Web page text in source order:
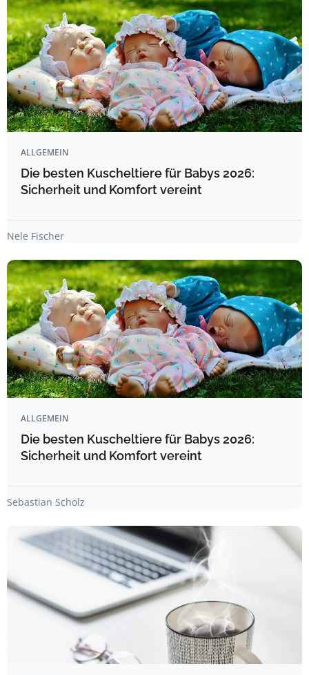
ALLGEMEIN
Die besten Kuscheltiere für Babys 2026:
Sicherheit und Komfort vereint
Nele Fischer
ALLGEMEIN
Die besten Kuscheltiere für Babys 2026:
Sicherheit und Komfort vereint
Sebastian Scholz